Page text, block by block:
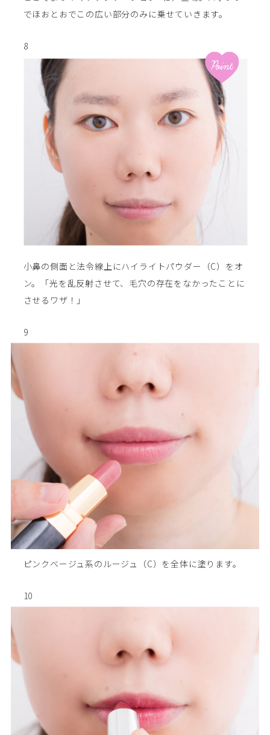
でほおとおでこの広い部分のみに乗せていきます。
8
小鼻の側面と法令線上にハイライトパウダー（C）をオ
ン。「光を乱反射させて、毛穴の存在をなかったことに
させるワザ！」
9
ピンクベージュ系のルージュ（C）を全体に塗ります。
10